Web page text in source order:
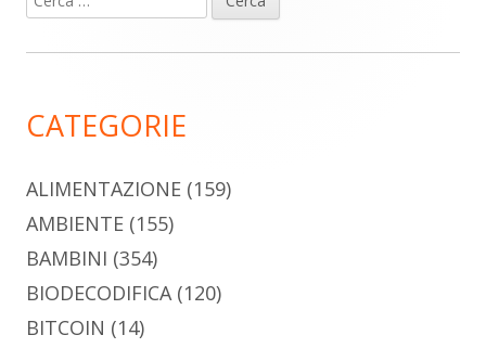
laterale
per:
CATEGORIE
ALIMENTAZIONE (159)
AMBIENTE (155)
BAMBINI (354)
BIODECODIFICA(120)
BITCOIN (14)